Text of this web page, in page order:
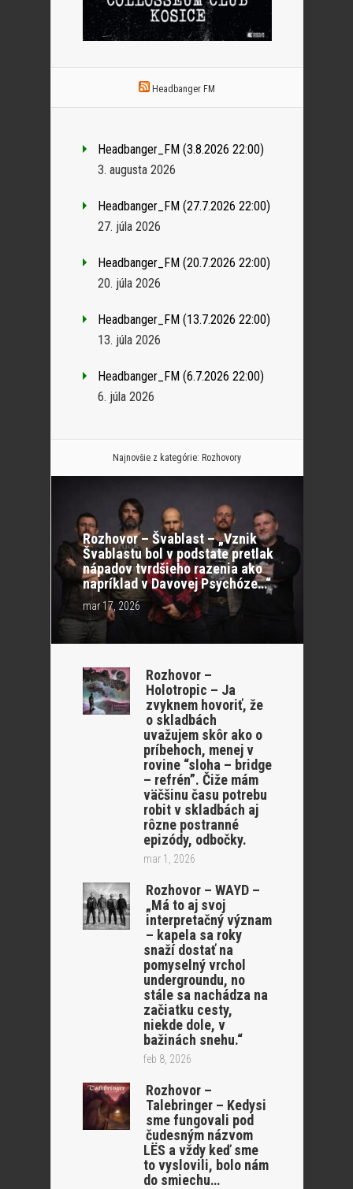
Headbanger FM
Headbanger_FM (3.8.2026 22:00)
3. augusta 2026
Headbanger_FM (27.7.2026 22:00)
27. júla 2026
Headbanger_FM (20.7.2026 22:00)
20. júla 2026
Headbanger_FM (13.7.2026 22:00)
13. júla 2026
Headbanger_FM (6.7.2026 22:00)
6. júla 2026
Najnovšie z kategórie: Rozhovory
Rozhovor – Švablast – „Vznik
Švablastu bol v podstate pretlak
nápadov tvrdšieho razenia ako
napríklad v Davovej Psychóze…“
mar 17, 2026
Rozhovor –
Holotropic – Ja
zvyknem hovoriť, že
o skladbách
uvažujem skôr ako o
príbehoch, menej v
rovine “sloha – bridge
– refrén”. Čiže mám
väčšinu času potrebu
robit v skladbách aj
rôzne postranné
epizódy, odbočky.
mar 1, 2026
Rozhovor – WAYD –
„Má to aj svoj
interpretačný význam
– kapela sa roky
snaží dostať na
pomyselný vrchol
undergroundu, no
stále sa nachádza na
začiatku cesty,
niekde dole, v
bažinách snehu.“
feb 8, 2026
Rozhovor –
Talebringer – Kedysi
sme fungovali pod
čudesným názvom
LËS a vždy keď sme
to vyslovili, bolo nám
do smiechu…